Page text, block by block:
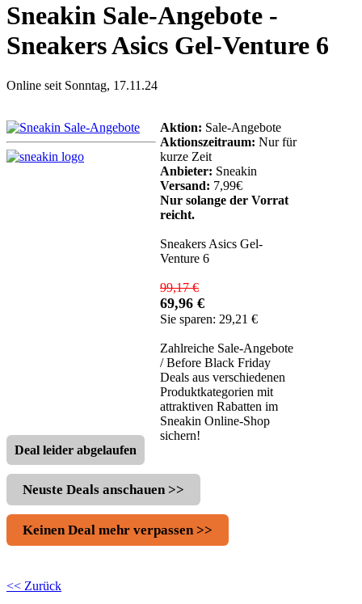
Sneakin Sale-Angebote -
Sneakers Asics Gel-Venture 6
Online seit Sonntag, 17.11.24
Aktion: Sale-Angebote
Aktionszeitraum: Nur für
kurze Zeit
Anbieter: Sneakin
Versand: 7,99€
Nur solange der Vorrat
reicht.
Sneakers Asics Gel-
Venture 6
99,17 €
69,96 €
Sie sparen: 29,21 €
Zahlreiche Sale-Angebote
/ Before Black Friday
Deals aus verschiedenen
Produktkategorien mit
attraktiven Rabatten im
Sneakin Online-Shop
sichern!
Deal leider abgelaufen
Neuste Deals anschauen >>
Keinen Deal mehr verpassen >>
<< Zurück